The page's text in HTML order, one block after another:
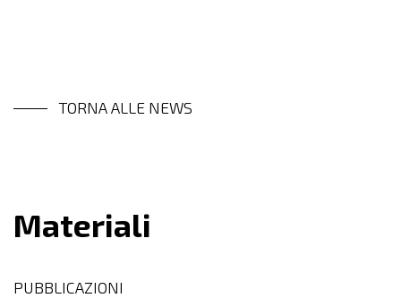
TORNA ALLE NEWS
Materiali
PUBBLICAZIONI